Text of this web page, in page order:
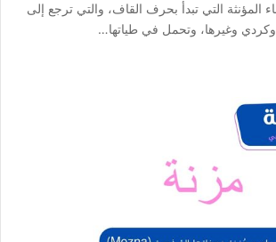
المؤنثة التي تبدأ بحرف القاف، والتي ترجع إلى
وغيرها، وتحمل في طياتها…